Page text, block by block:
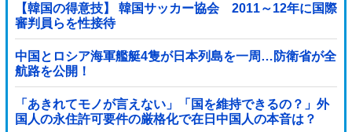
【韓国の得意技】 韓国サッカー協会 2011～12年に国際
審判員らを性接待
中国とロシア海軍艦艇4隻が日本列島を一周…防衛省が全
航路を公開！
「あきれてモノが言えない」「国を維持できるの？」外
国人の永住許可要件の厳格化で在日中国人の本音は？